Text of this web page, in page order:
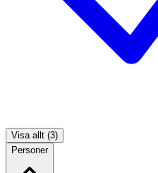
Visa allt (3)
Personer